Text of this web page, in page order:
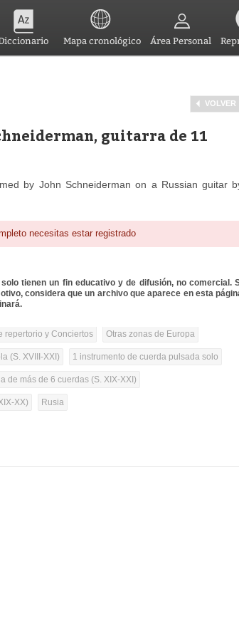
Mapa cronológico Área Personal
VOLVER
guitarra de 11
by John Schneiderman on a Russian guitar
necesitas estar registrado
tienen un fin educativo y de difusión, no comercial.
considera que un archivo que aparece en esta
repertorio y Conciertos Otras zonas de Europa
(S. XVIII-XXI) 1 instrumento de cuerda pulsada solo
de más de 6 cuerdas (S. XIX-XXI)
XX) Rusia